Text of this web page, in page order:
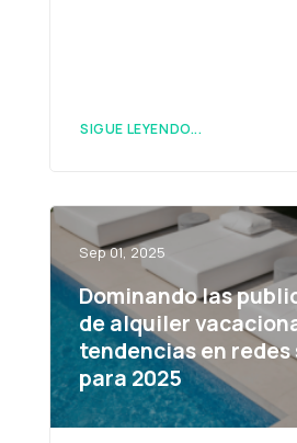
SIGUE LEYENDO...
Sep 01, 2025
Dominando las
de alquiler
tendencias en
para 2025